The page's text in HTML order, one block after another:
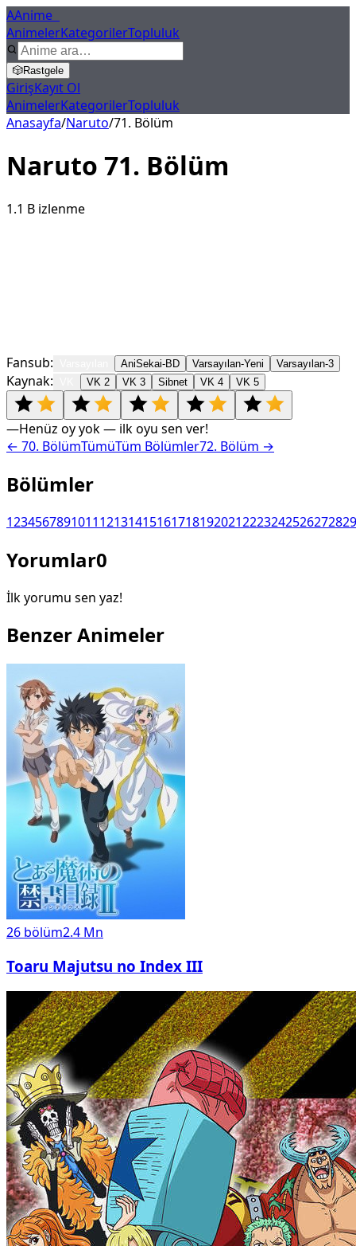
AAnime
AnimelerKategorilerTopluluk
🎲Rastgele
GirişKayıt Ol
AnimelerKategorilerTopluluk
Anasayfa/Naruto/71. Bölüm
Naruto 71. Bölüm
1.1 B izlenme
Fansub: AniSekai-BD Varsayılan-Yeni Varsayılan-3
Kaynak: VK 2 VK 3 Sibnet VK 4 VK 5
—Henüz oy yok — ilk oyu sen ver!
← 70. BölümTümüTüm Bölümler72. Bölüm →
Bölümler
1234567891011121314151617181920212223242526272829
Yorumlar0
İlk yorumu sen yaz!
Benzer Animeler
26 bölüm2.4 Mn
Toaru Majutsu no Index III